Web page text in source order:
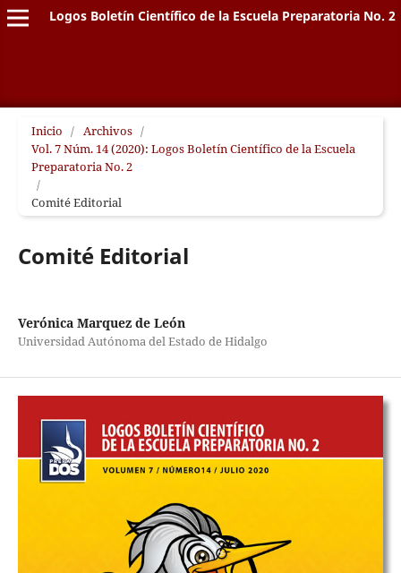
Logos Boletín Científico de la Escuela Preparatoria No. 2
Inicio / Archivos /
Vol. 7 Núm. 14 (2020): Logos Boletín Científico de la Escuela
Preparatoria No. 2
/
Comité Editorial
Comité Editorial
Verónica Marquez de León
Universidad Autónoma del Estado de Hidalgo